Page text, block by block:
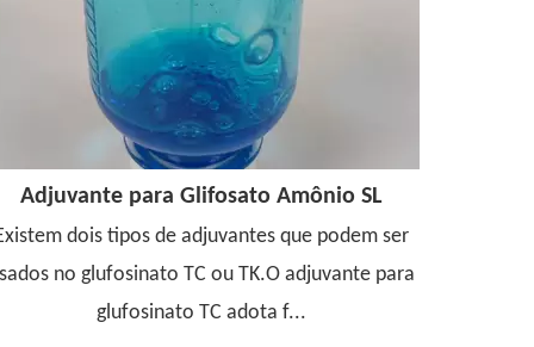
Adjuvante para Glifosato Amônio SL
dois tipos de adjuvantes que podem ser
​​no glufosinato TC ou TK.O adjuvante para
glufosinato TC adota f...